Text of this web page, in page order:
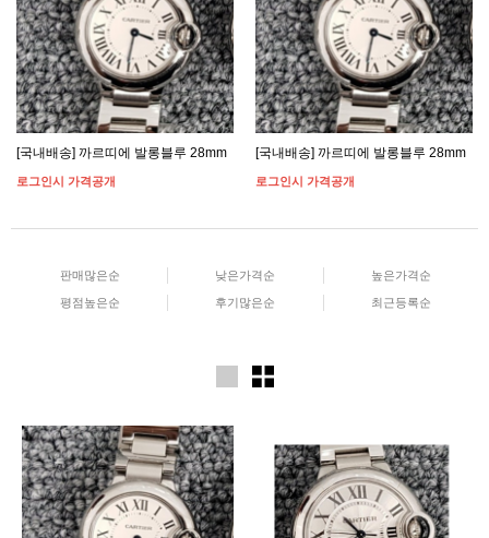
[국내배송] 까르띠에 발롱블루 28mm
로그인시 가격공개
[국내배송] 까르띠에 발롱블루 28mm
로그인시 가격공개
판매많은순 낮은가격순 높은가격순
평점높은순 후기많은순 최근등록순